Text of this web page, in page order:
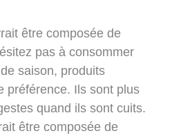
être composée de
pas à consommer
saison, produits
préférence. Ils sont plus
quand ils sont cuits.
être composée de